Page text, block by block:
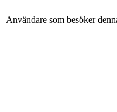
Användare som besöker